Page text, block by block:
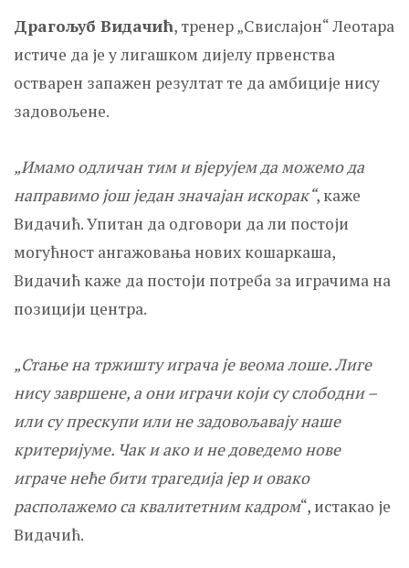
Драгољуб Видачић, тренер „Свислајон“ Леотара
истиче да је у лигашком дијелу првенства
остварен запажен резултат те да амбиције нису
задовољене.
„Имамо одличан тим и вјерујем да можемо да
направимо још један значајан искорак“, каже
Видачић. Упитан да одговори да ли постоји
могућност ангажовања нових кошаркаша,
Видачић каже да постоји потреба за играчима на
позицији центра.
„Стање на тржишту играча је веома лоше. Лиге
нису завршене, а они играчи који су слободни –
или су прескупи или не задовољавају наше
критеријуме. Чак и ако и не доведемо нове
играче неће бити трагедија јер и овако
располажемо са квалитетним кадром“, истакао је
Видачић.